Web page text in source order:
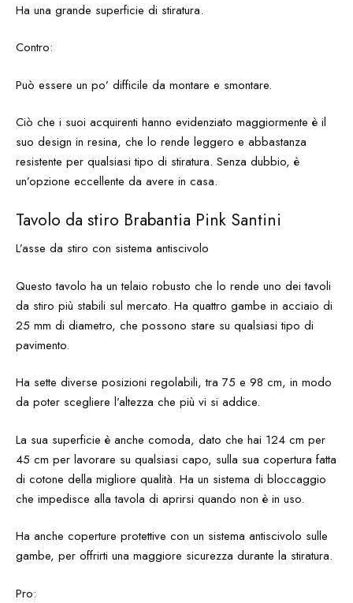
Ha una grande superficie di stiratura.
Contro:
Può essere un po’ difficile da montare e smontare.
Ciò che i suoi acquirenti hanno evidenziato maggiormente è il
suo design in resina, che lo rende leggero e abbastanza
resistente per qualsiasi tipo di stiratura. Senza dubbio, è
un’opzione eccellente da avere in casa.
Tavolo da stiro Brabantia Pink Santini
L’asse da stiro con sistema antiscivolo
Questo tavolo ha un telaio robusto che lo rende uno dei tavoli
da stiro più stabili sul mercato. Ha quattro gambe in acciaio di
25 mm di diametro, che possono stare su qualsiasi tipo di
pavimento.
Ha sette diverse posizioni regolabili, tra 75 e 98 cm, in modo
da poter scegliere l’altezza che più vi si addice.
La sua superficie è anche comoda, dato che hai 124 cm per
45 cm per lavorare su qualsiasi capo, sulla sua copertura fatta
di cotone della migliore qualità. Ha un sistema di bloccaggio
che impedisce alla tavola di aprirsi quando non è in uso.
Ha anche coperture protettive con un sistema antiscivolo sulle
gambe, per offrirti una maggiore sicurezza durante la stiratura.
Pro: